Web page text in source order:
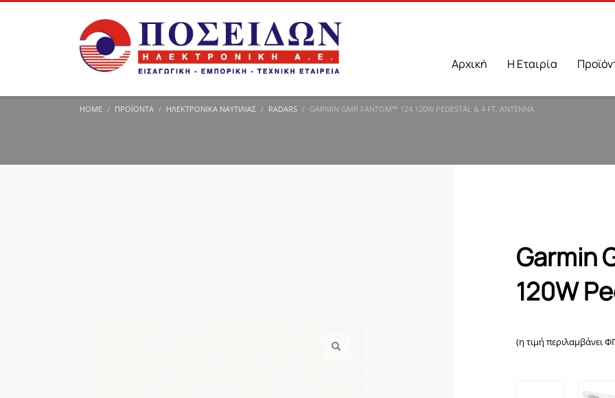
Αρχική Η Εταιρία
HOME ΠΡΟΪΌΝΤΑ ΗΛΕΚΤΡΟΝΙΚΆ ΝΑΥΤΙΛΊΑΣ RADARS GARMIN GMR FANTOM™ 124 120W PEDESTAL & 4 FT. ΑNTENNA
Garmin
120W
(η τιμή περιλαμβάνει